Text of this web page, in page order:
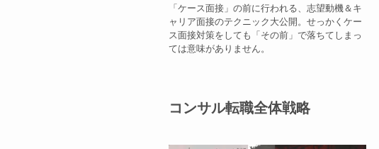
「ケース面接」の前に行われる、志望動機＆キ
ャリア面接のテクニック大公開。せっかくケー
ス面接対策をしても「その前」で落ちてしまっ
ては意味がありません。
コンサル転職全体戦略